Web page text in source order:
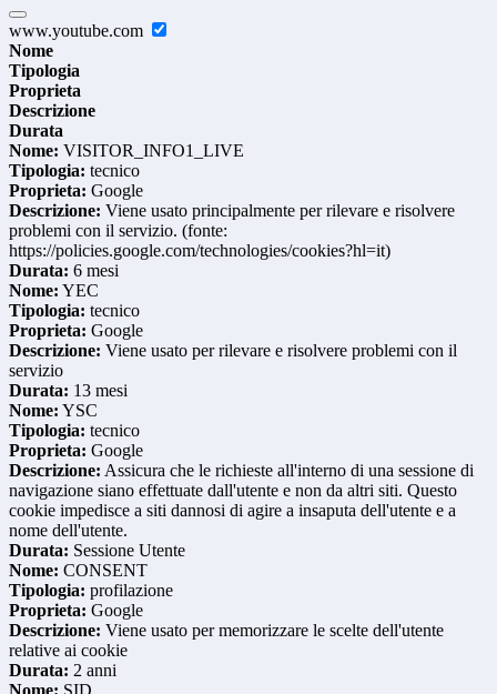
www.youtube.com
Nome
Tipologia
Proprieta
Descrizione
Durata
Nome: VISITOR_INFO1_LIVE
Tipologia: tecnico
Proprieta: Google
Descrizione: Viene usato principalmente per rilevare e risolvere
problemi con il servizio. (fonte:
https://policies.google.com/technologies/cookies?hl=it)
Durata: 6 mesi
Nome: YEC
Tipologia: tecnico
Proprieta: Google
Descrizione: Viene usato per rilevare e risolvere problemi con il
servizio
Durata: 13 mesi
Nome: YSC
Tipologia: tecnico
Proprieta: Google
Descrizione: Assicura che le richieste all'interno di una sessione di
navigazione siano effettuate dall'utente e non da altri siti. Questo
cookie impedisce a siti dannosi di agire a insaputa dell'utente e a
nome dell'utente.
Durata: Sessione Utente
Nome: CONSENT
Tipologia: profilazione
Proprieta: Google
Descrizione: Viene usato per memorizzare le scelte dell'utente
relative ai cookie
Durata: 2 anni